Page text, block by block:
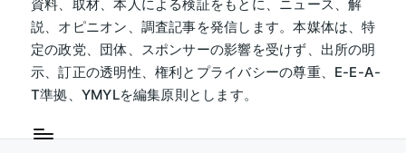
O
G
シ
ン
資料、取材、本人による検証をもとに、ニュース、解
説、オピニオン、調査記事を発信します。本媒体は、特
定の政党、団体、スポンサーの影響を受けず、出所の明
示、訂正の透明性、権利とプライバシーの尊重、E-E-A-
T準拠、YMYLを編集原則とします。